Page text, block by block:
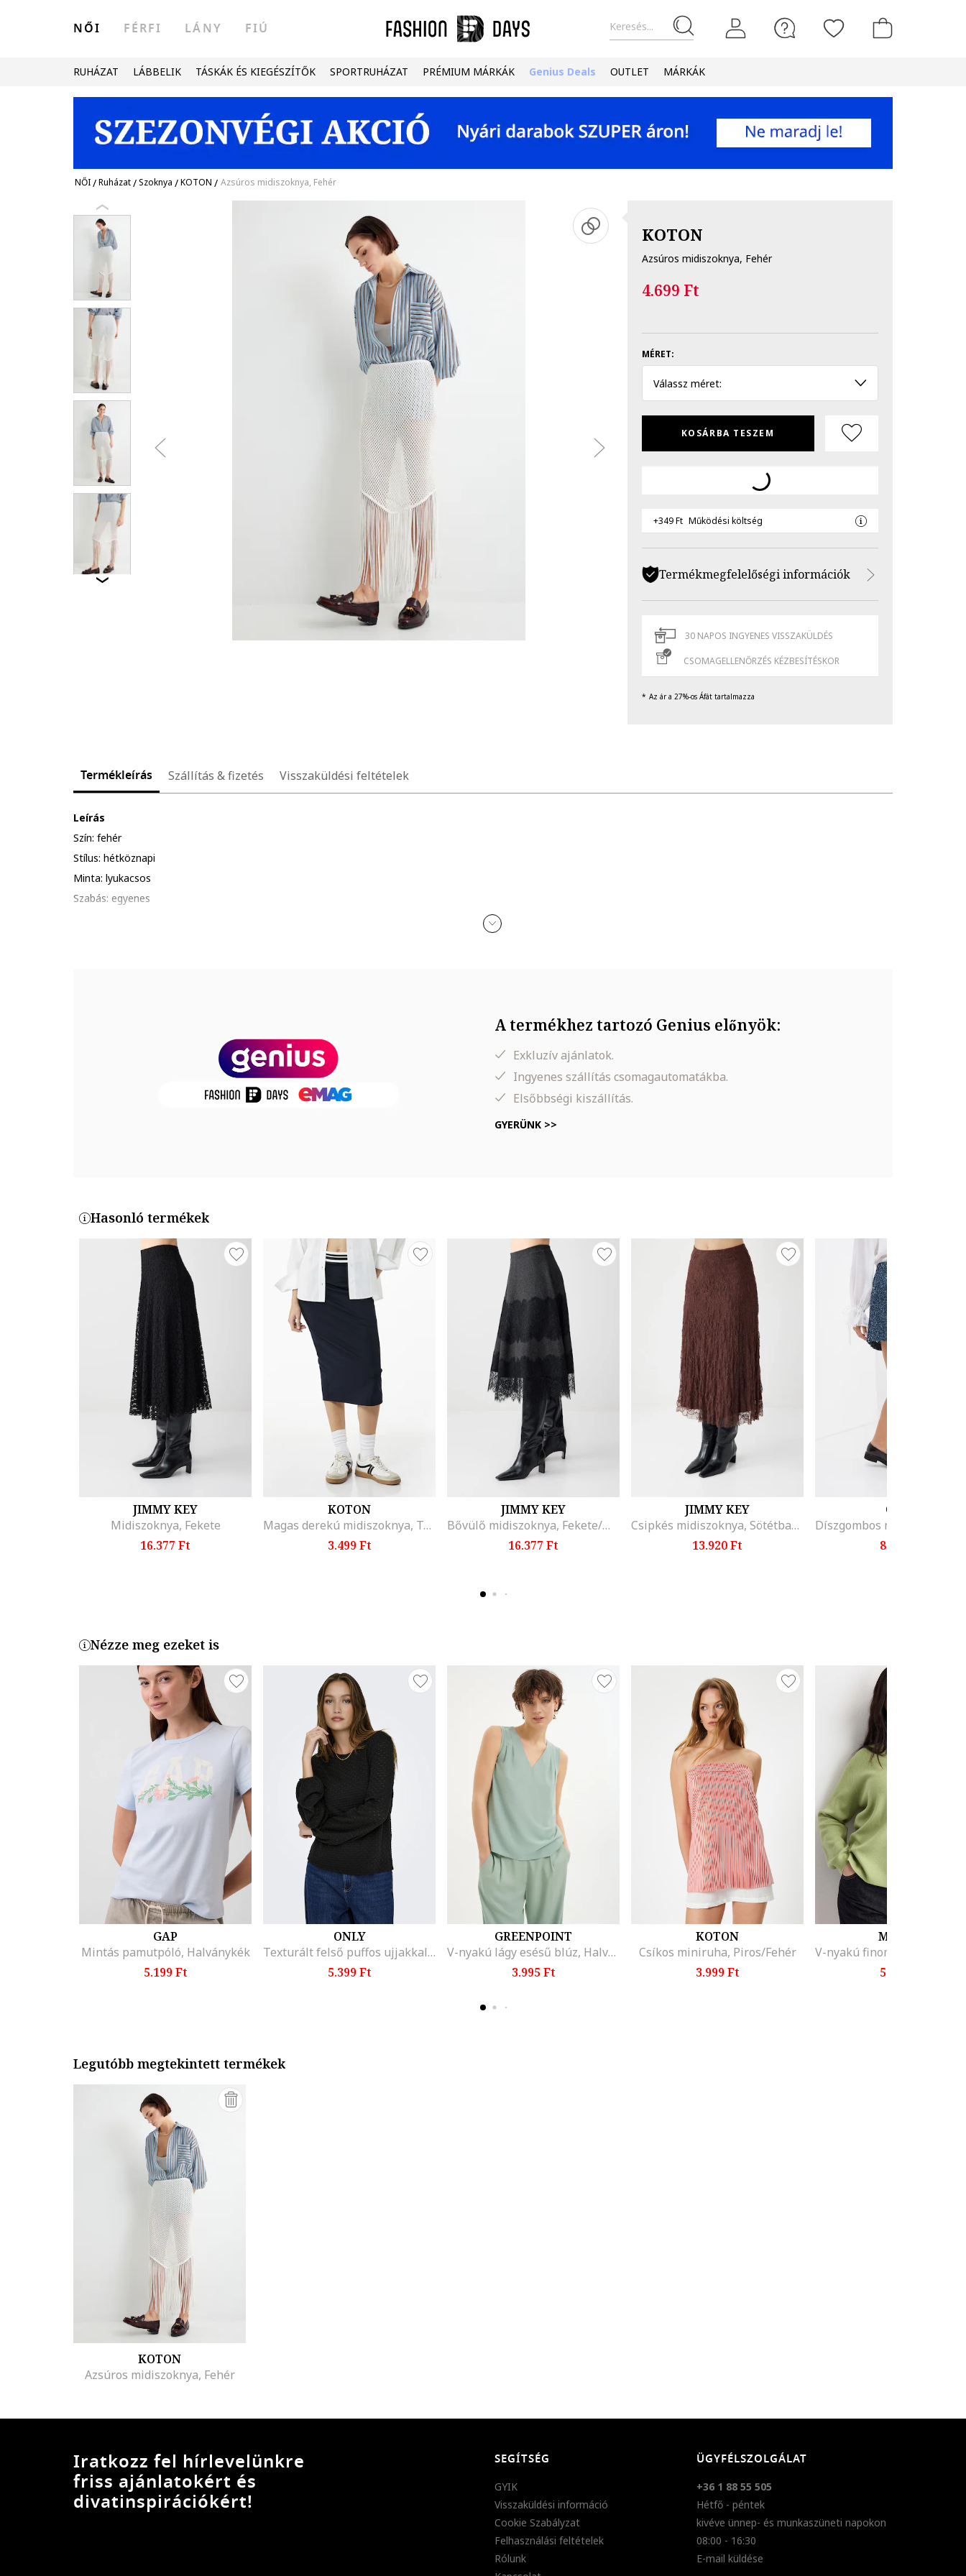
Keresés...
NŐI FÉRFI LÁNY FIÚ
RUHÁZAT LÁBBELIK TÁSKÁK ÉS KIEGÉSZÍTŐK SPORTRUHÁZAT PRÉMIUM MÁRKÁK Genius Deals OUTLET MÁRKÁK
NŐI/Ruházat/Szoknya /KOTON / Azsúros midiszoknya, Fehér
KOTON
Azsúros midiszoknya, Fehér
4.699 Ft
MÉRET:
Válassz méret:
KOSÁRBA TESZEM
+349 Ft Működési költség
Termékmegfelelőségi információk
30 NAPOS INGYENES VISSZAKÜLDÉS
CSOMAGELLENŐRZÉS KÉZBESÍTÉSKOR
Az ár a 27%-os Áfát tartalmazza
Termékleírás Szállítás & fizetés Visszaküldési feltételek
Leírás
Szín: fehér
Stílus: hétköznapi
Minta: lyukacsos
Szabás: egyenes
Külső anyag: 50% pamut, 50% akril
A modellen látható termék mérete: S.
Modell méretei: Magasság: 178 cm, Mellbőség: 82 cm, Derék: 62 cm, Csípő: 93 cm
A termékhez tartozó Genius előnyök:
Exkluzív ajánlatok.
Ingyenes szállítás csomagautomatákba.
Elsőbbségi kiszállítás.
GYERÜNK >>
Hasonló termékek
JIMMY KEY
Midiszoknya, Fekete
16.377 Ft
KOTON
Magas derekú midiszoknya, Tengerészkék
3.499 Ft
JIMMY KEY
Bővülő midiszoknya, Fekete/Melange sötétszürke
16.377 Ft
JIMMY KEY
Csipkés midiszoknya, Sötétbarna
13.920 Ft
ONLY
8.199 Ft
Nézze meg ezeket is
GAP
Mintás pamutpóló, Halványkék
5.199 Ft
ONLY
Texturált felső puffos ujjakkal, Fekete
5.399 Ft
GREENPOINT
V-nyakú lágy esésű blúz, Halványzöld
3.995 Ft
KOTON
Csíkos miniruha, Piros/Fehér
3.999 Ft
MANGO
5.995 Ft
Legutóbb megtekintett termékek
KOTON
Azsúros midiszoknya, Fehér
Iratkozz fel hírlevelünkre
friss ajánlatokért és
divatinspirációkért!
SEGÍTSÉG
GYIK
Visszaküldési információ
Cookie Szabályzat
Felhasználási feltételek
Rólunk
ÜGYFÉLSZOLGÁLAT
+36 1 88 55 505
Hétfő - péntek
kivéve ünnep- és munkaszüneti napokon
08:00 - 16:30
E-mail küldése